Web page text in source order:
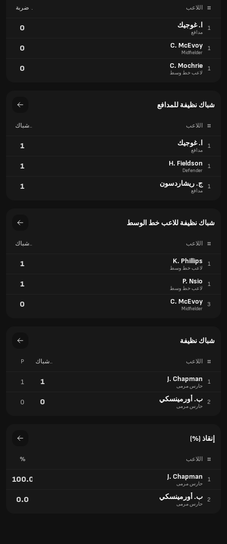
# اللاعب
ضربة
1 ا. غوجيك
مدافع 0
1
C. McEvoy
Midfielder
0
1
C. Mochrie
لاعب خط وسط 0
شباك نظيفة للمدافع
# اللاعب
شباك
1
ا. غوجيك
مدافع 1
1
H. Fieldson
Defender
1
1 ج. ريشاردسون
مدافع 1
شباك نظيفة للاعب خط الوسط
# اللاعب
شباك
1
K. Phillips
لاعب خط وسط 1
1
P. Nsio
لاعب خط وسط 1
3
C. McEvoy
Midfielder
0
شباك نظيفة
# اللاعب
شباك
P
1
J. Chapman
حارس مرمى 1
1
2 ب. أورمينسكي
حارس مرمى 0
0
إنقاذ (%)
# اللاعب %
1
J. Chapman
حارس مرمى 100.0
2 ب. أورمينسكي
حارس مرمى 0.0